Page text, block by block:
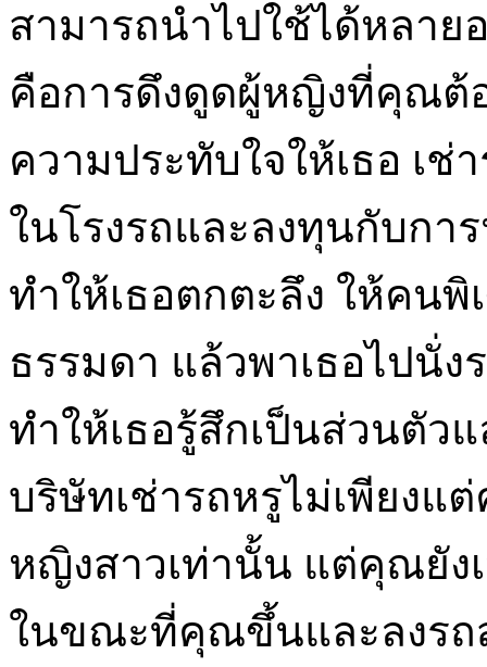
สามารถนำไปใช้ได้หลา
คือการดึงดูดผู้หญิงที่คุณต้
ความประทับใจให้เธอ เ
ในโรงรถและลงทุนกับกา
ทำให้เธอตกตะลึง ให้คน
ธรรมดา แล้วพาเธอไปนั่
ทำให้เธอรู้สึกเป็นส่วนตัว
บริษัทเช่ารถหรูไม่เพียงแ
หญิงสาวเท่านั้น แต่คุณยัง
ในขณะที่คุณขึ้นและลงรถ